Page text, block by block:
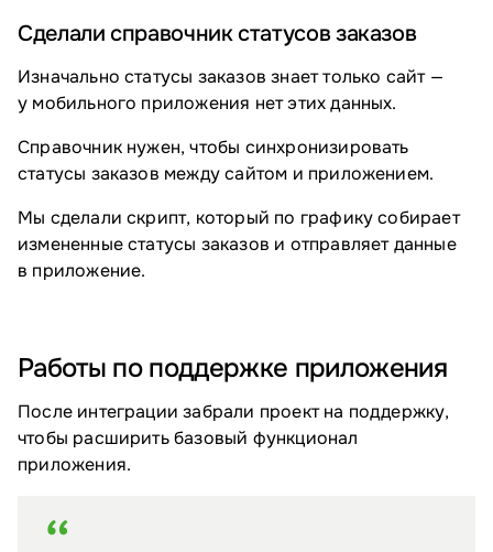
Сделали справочник статусов заказов
Изначально статусы заказов знает только сайт —
у мобильного приложения нет этих данных.
Справочник нужен, чтобы синхронизировать
статусы заказов между сайтом и приложением.
Мы сделали скрипт, который по графику собирает
измененные статусы заказов и отправляет данные
в приложение.
Работы по поддержке приложения
После интеграции забрали проект на поддержку,
чтобы расширить базовый функционал
приложения.